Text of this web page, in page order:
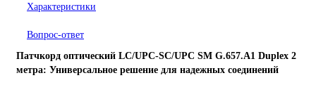
Характеристики
Вопрос-ответ
Патчкорд оптический LC/UPC-SC/UPC SM G.657.A1 Duplex 2
метра: Универсальное решение для надежных соединений